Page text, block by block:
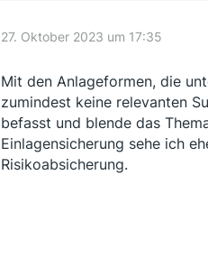
27. Oktober 2023 um 17:35
Mit den Anlageformen, die
zumindest keine relevanten
befasst und blende das
Einlagensicherung sehe ich
Risikoabsicherung.